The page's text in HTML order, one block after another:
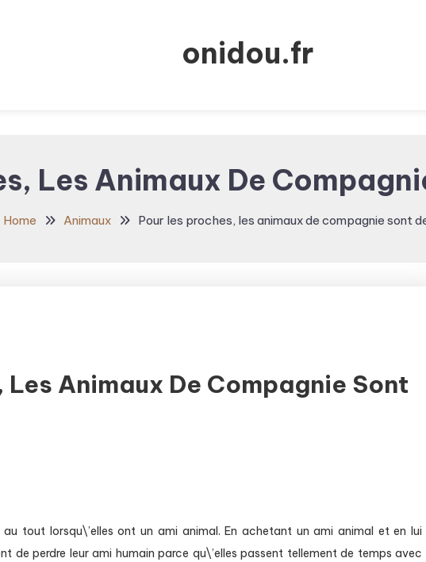
onidou.fr
Les Animaux De
Home Animaux Pour les proches, les animaux de compagnie sont
Les Animaux De Compagnie Sont
tout lorsqu\’elles ont un ami animal. En achetant un ami animal et en lui
de perdre leur ami humain parce qu\’elles passent tellement de temps avec